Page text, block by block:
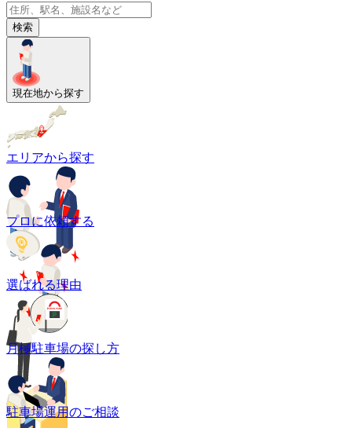
検索
現在地から探す
エリアから探す
プロに依頼する
選ばれる理由
月極駐車場の探し方
駐車場運用のご相談